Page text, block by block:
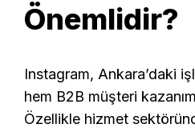
Önemlidir?
Instagram, Ankara’daki
hem B2B müşteri
Özellikle hizmet